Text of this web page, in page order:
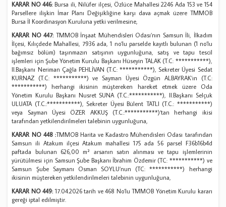
KARAR NO 446:Bursa ili, Nilüfer ilçesi, Özlüce Mahallesi 2246 Ada 153 ve 154
Parsellere ilişkin İmar Planı Değişikliğine karşı dava açmak üzere TMMOB
Bursa İl Koordinasyon Kuruluna yetki verilmesine,
KARAR NO 447: TMMOB İnşaat Mühendisleri Odası’nın Samsun İli, İlkadım
İlçesi, Kılıçdede Mahallesi, 7936 ada, 1 no’lu parselde kayıtlı bulunan (1 no’lu
bağımsız bölüm) taşınmazın satışının uygunluğuna, satış ve tapu tescil
işlemleri için Şube Yönetim Kurulu Başkanı Hüseyin TALAK (T.C: ***********),
II.Başkanı Neriman Çağla PEHLİVAN (T.C: ***********), Sekreter Üyesi Sedat
KURNAZ (T.C: ***********) ve Sayman Üyesi Özgün ALBAYRAK’ın (T.C:
***********) herhangi ikisinin müştereken hareket etmek üzere Oda
Yönetim Kurulu Başkanı Nusret SUNA (T.C.:***********), II.Başkanı Selçuk
ULUATA (T.C.:***********), Sekreter Üyesi Bülent TATLI (T.C.: ***********)
veya Sayman Üyesi ÖZER AKKUŞ (T.C.:***********)‘tan herhangi ikisi
tarafından yetkilendirilmeleri talebinin uygunluğuna,
KARAR NO 448 :TMMOB Harita ve Kadastro Mühendisleri Odası tarafından
Samsun ili Atakum ilçesi Atakum mahallesi 175 ada 56 parsel F36b16b4d
paftada bulunan 626,00 m² arsanın satın alınması ve tapu işlemlerinin
yürütülmesi için Samsun Şube Başkanı İbrahim Özdemir (TC: ***********) ve
Samsun Şube Saymanı Osman SOYLU’nun (TC: ***********) herhangi
ikisinin müştereken yetkilendirilmeleri talebinin uygunluğuna,
KARAR NO 449:17.04.2026 tarih ve 468 No’lu TMMOB Yönetim Kurulu kararı
gereği iptal edilmiştir.